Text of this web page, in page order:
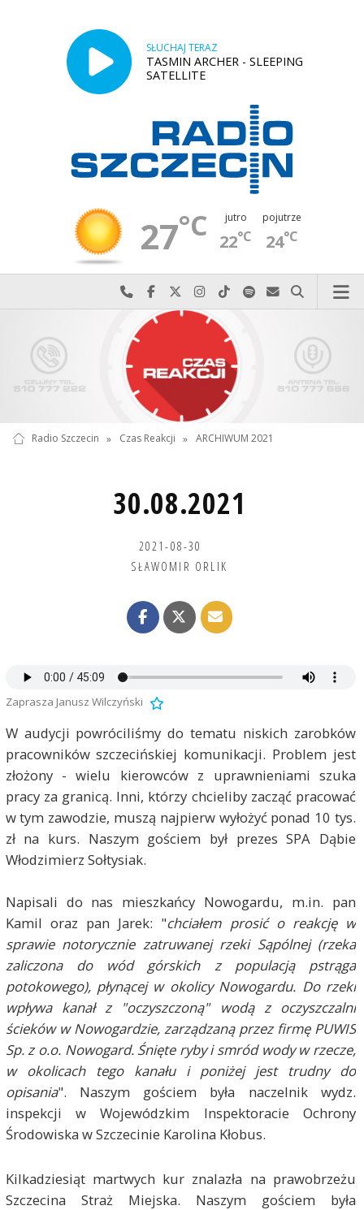
SŁUCHAJ TERAZ
TASMIN ARCHER - SLEEPING
SATELLITE
27°C jutro
22°C
pojutrze
24°C
Najlepiej po prostu do nas zadzwoń
Odwiedź nas na Facebook-u
Odwiedź nas na X
Odwiedź nas na Instagram-ie
Odwiedź nas na TikTok-u
Szukaj nas na Spotify
Wyślij do nas
Szukaj
Radio Szczecin » Czas Reakcji » ARCHIWUM 2021
30.08.2021
2021-08-30
SŁAWOMIR ORLIK
Zaprasza Janusz Wilczyński
W audycji powróciliśmy do tematu niskich zarobków
pracowników szczecińskiej komunikacji. Problem jest
złożony - wielu kierowców z uprawnieniami szuka
pracy za granicą. Inni, którzy chcieliby zacząć pracować
w tym zawodzie, muszą najpierw wyłożyć ponad 10 tys.
zł na kurs. Naszym gościem był prezes SPA Dąbie
Włodzimierz Sołtysiak.
Napisali do nas mieszkańcy Nowogardu, m.in. pan
Kamil oraz pan Jarek: "chciałem prosić o reakcję w
sprawie notorycznie zatruwanej rzeki Sąpólnej (rzeka
zaliczona do wód górskich z populacją pstrąga
potokowego), płynącej w okolicy Nowogardu. Do rzeki
wpływa kanał z "oczyszczoną" wodą z oczyszczalni
ścieków w Nowogardzie, zarządzaną przez firmę PUWIS
Sp. z o.o. Nowogard. Śnięte ryby i smród wody w rzecze,
w okolicach tego kanału i poniżej jest trudny do
opisania". Naszym gościem była naczelnik wydz.
inspekcji w Wojewódzkim Inspektoracie Ochrony
Środowiska w Szczecinie Karolina Kłobus.
Kilkadziesiąt martwych kur znalazła na prawobrzeżu
Szczecina Straż Miejska. Naszym gościem była